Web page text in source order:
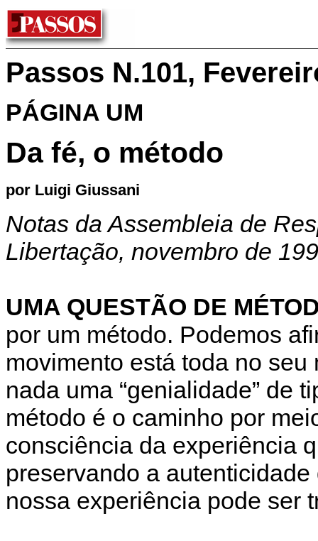
Passos N.101,
PÁGINA UM
Da fé, o método
por Luigi Giussani
Notas da Assembleia de
Libertação, novembro de
UMA QUESTÃO DE
por um método. Podemos
movimento está toda no
nada uma “genialidade” de
método é o caminho por
consciência da experiência
preservando a
nossa experiência pode ser